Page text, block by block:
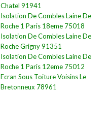
Chatel 91941
Isolation De Combles Laine De
Roche 1 Paris 18eme 75018
Isolation De Combles Laine De
Roche Grigny 91351
Isolation De Combles Laine De
Roche 1 Paris 12eme 75012
Ecran Sous Toiture Voisins Le
Bretonneux 78961